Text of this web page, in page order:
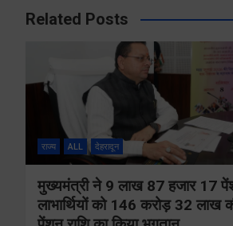
Related Posts
राज्य ALL देहरादून
मुख्यमंत्री ने 9 लाख 87 हजार 17
लाभार्थियों को 146 करोड़ 32 लाख